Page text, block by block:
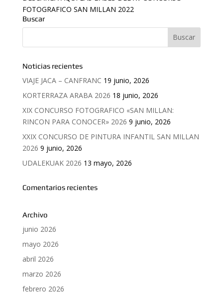
FOTOGRAFICO SAN MILLAN 2022
Buscar
Noticias recientes
VIAJE JACA – CANFRANC 19 junio, 2026
KORTERRAZA ARABA 2026 18 junio, 2026
XIX CONCURSO FOTOGRAFICO «SAN MILLAN:
RINCON PARA CONOCER» 2026 9 junio, 2026
XXIX CONCURSO DE PINTURA INFANTIL SAN MILLAN
2026 9 junio, 2026
UDALEKUAK 2026 13 mayo, 2026
Comentarios recientes
Archivo
junio 2026
mayo 2026
abril 2026
marzo 2026
febrero 2026